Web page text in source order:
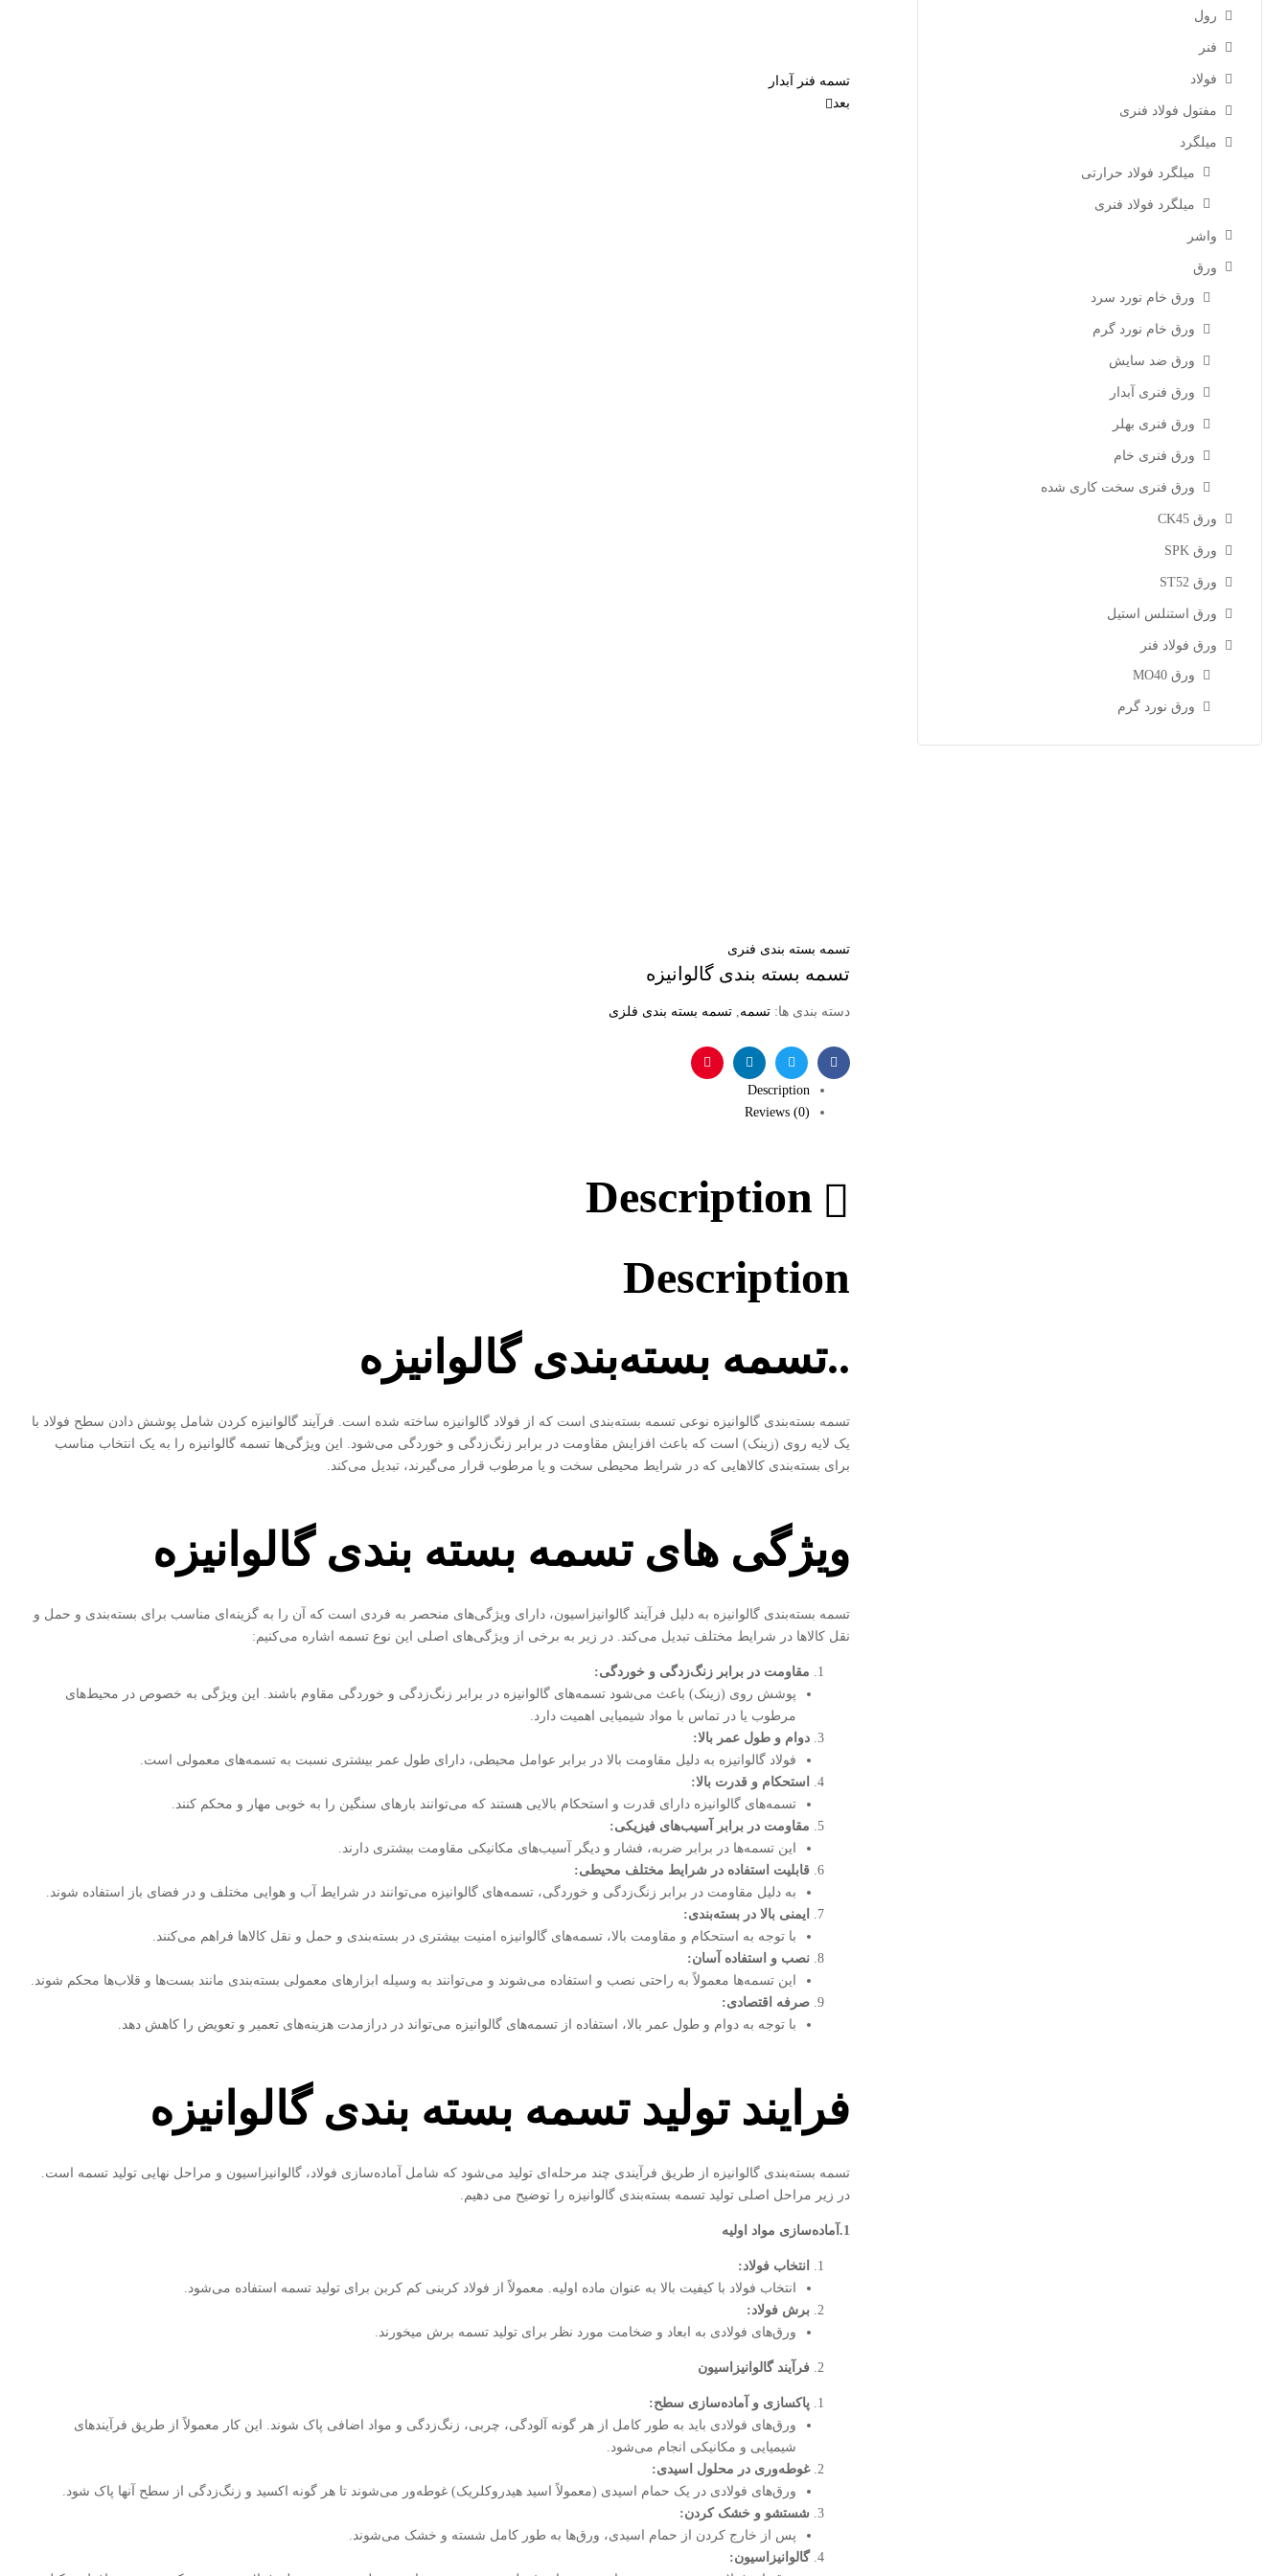
تسمه فنر آبدار
بعد
تسمه بسته بندی فنری
تسمه بسته بندی گالوانیزه
دسته بندی ها: تسمه, تسمه بسته بندی فلزی
فیس
بوک
توئیتر لینکدینپینترست
Description
Reviews (0)
Description
Description
..تسمه بسته‌بندی گالوانیزه
تسمه بسته‌بندی گالوانیزه نوعی تسمه بسته‌بندی است که از فولاد گالوانیزه ساخته شده است. فرآیند گالوانیزه کردن شامل پوشش دادن سطح فولاد با
یک لایه روی (زینک) است که باعث افزایش مقاومت در برابر زنگ‌زدگی و خوردگی می‌شود. این ویژگی‌ها تسمه گالوانیزه را به یک انتخاب مناسب
برای بسته‌بندی کالاهایی که در شرایط محیطی سخت و یا مرطوب قرار می‌گیرند، تبدیل می‌کند.
ویژگی های تسمه بسته بندی گالوانیزه
تسمه بسته‌بندی گالوانیزه به دلیل فرآیند گالوانیزاسیون، دارای ویژگی‌های منحصر به فردی است که آن را به گزینه‌ای مناسب برای بسته‌بندی و حمل و
نقل کالاها در شرایط مختلف تبدیل می‌کند. در زیر به برخی از ویژگی‌های اصلی این نوع تسمه اشاره می‌کنیم:
مقاومت در برابر زنگ‌زدگی و خوردگی:
پوشش روی (زینک) باعث می‌شود تسمه‌های گالوانیزه در برابر زنگ‌زدگی و خوردگی مقاوم باشند. این ویژگی به خصوص در محیط‌های
مرطوب یا در تماس با مواد شیمیایی اهمیت دارد.
دوام و طول عمر بالا:
فولاد گالوانیزه به دلیل مقاومت بالا در برابر عوامل محیطی، دارای طول عمر بیشتری نسبت به تسمه‌های معمولی است.
استحکام و قدرت بالا:
تسمه‌های گالوانیزه دارای قدرت و استحکام بالایی هستند که می‌توانند بارهای سنگین را به خوبی مهار و محکم کنند.
مقاومت در برابر آسیب‌های فیزیکی:
این تسمه‌ها در برابر ضربه، فشار و دیگر آسیب‌های مکانیکی مقاومت بیشتری دارند.
قابلیت استفاده در شرایط مختلف محیطی:
به دلیل مقاومت در برابر زنگ‌زدگی و خوردگی، تسمه‌های گالوانیزه می‌توانند در شرایط آب و هوایی مختلف و در فضای باز استفاده شوند.
ایمنی بالا در بسته‌بندی:
با توجه به استحکام و مقاومت بالا، تسمه‌های گالوانیزه امنیت بیشتری در بسته‌بندی و حمل و نقل کالاها فراهم می‌کنند.
نصب و استفاده آسان:
این تسمه‌ها معمولاً به راحتی نصب و استفاده می‌شوند و می‌توانند به وسیله ابزارهای معمولی بسته‌بندی مانند بست‌ها و قلاب‌ها محکم شوند.
صرفه اقتصادی:
با توجه به دوام و طول عمر بالا، استفاده از تسمه‌های گالوانیزه می‌تواند در درازمدت هزینه‌های تعمیر و تعویض را کاهش دهد.
فرایند تولید تسمه بسته بندی گالوانیزه
تسمه بسته‌بندی گالوانیزه از طریق فرآیندی چند مرحله‌ای تولید می‌شود که شامل آماده‌سازی فولاد، گالوانیزاسیون و مراحل نهایی تولید تسمه است.
در زیر مراحل اصلی تولید تسمه بسته‌بندی گالوانیزه را توضیح می دهیم.
1.آماده‌سازی مواد اولیه
انتخاب فولاد:
انتخاب فولاد با کیفیت بالا به عنوان ماده اولیه. معمولاً از فولاد کربنی کم کربن برای تولید تسمه استفاده می‌شود.
برش فولاد:
ورق‌های فولادی به ابعاد و ضخامت مورد نظر برای تولید تسمه برش میخورند.
فرآیند گالوانیزاسیون
پاکسازی و آماده‌سازی سطح:
ورق‌های فولادی باید به طور کامل از هر گونه آلودگی، چربی، زنگ‌زدگی و مواد اضافی پاک شوند. این کار معمولاً از طریق فرآیندهای
شیمیایی و مکانیکی انجام می‌شود.
غوطه‌وری در محلول اسیدی:
ورق‌های فولادی در یک حمام اسیدی (معمولاً اسید هیدروکلریک) غوطه‌ور می‌شوند تا هر گونه اکسید و زنگ‌زدگی از سطح آنها پاک شود.
شستشو و خشک کردن:
پس از خارج کردن از حمام اسیدی، ورق‌ها به طور کامل شسته و خشک می‌شوند.
گالوانیزاسیون:
رول
فنر
فولاد
مفتول فولاد فنری
میلگرد
میلگرد فولاد حرارتی
میلگرد فولاد فنری
واشر
ورق
ورق خام نورد سرد
ورق خام نورد گرم
ورق ضد سایش
ورق فنری آبدار
ورق فنری بهلر
ورق فنری خام
ورق فنری سخت کاری شده
ورق CK45
ورق SPK
ورق ST52
ورق استنلس استیل
ورق فولاد فنر
ورق MO40
ورق نورد گرم